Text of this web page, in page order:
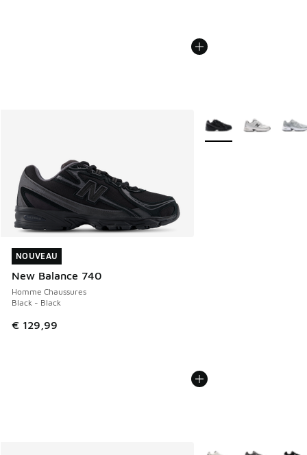
NOUVEAU
New Balance 740
Homme Chaussures
Black - Black
€ 129,99
NOUVEAU
Plus de couleurs
Plus de couleurs